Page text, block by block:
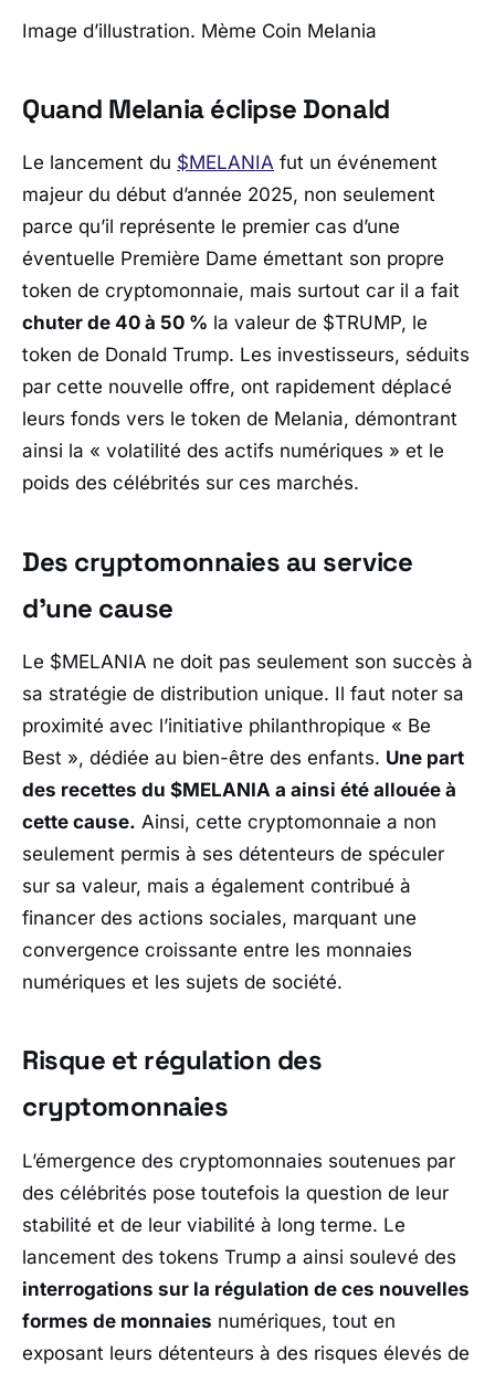
Image d’illustration. Mème Coin Melania
Quand Melania éclipse Donald
Le lancement du $MELANIA fut un événement
majeur du début d’année 2025, non seulement
parce qu’il représente le premier cas d’une
éventuelle Première Dame émettant son propre
token de cryptomonnaie, mais surtout car il a fait
chuter de 40 à 50 % la valeur de $TRUMP, le
token de Donald Trump. Les investisseurs, séduits
par cette nouvelle offre, ont rapidement déplacé
leurs fonds vers le token de Melania, démontrant
ainsi la « volatilité des actifs numériques » et le
poids des célébrités sur ces marchés.
Des cryptomonnaies au service
d’une cause
Le $MELANIA ne doit pas seulement son succès à
sa stratégie de distribution unique. Il faut noter sa
proximité avec l’initiative philanthropique « Be
Best », dédiée au bien-être des enfants. Une part
des recettes du $MELANIA a ainsi été allouée à
cette cause. Ainsi, cette cryptomonnaie a non
seulement permis à ses détenteurs de spéculer
sur sa valeur, mais a également contribué à
financer des actions sociales, marquant une
convergence croissante entre les monnaies
numériques et les sujets de société.
Risque et régulation des
cryptomonnaies
L’émergence des cryptomonnaies soutenues par
des célébrités pose toutefois la question de leur
stabilité et de leur viabilité à long terme. Le
lancement des tokens Trump a ainsi soulevé des
interrogations sur la régulation de ces nouvelles
formes de monnaies numériques, tout en
exposant leurs détenteurs à des risques élevés de